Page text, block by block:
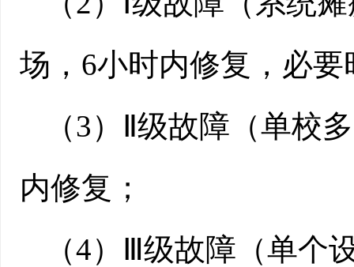
场， 6小时内修复，必
（3） Ⅱ级故障（单校
内修复；
（4） Ⅲ级故障（单个